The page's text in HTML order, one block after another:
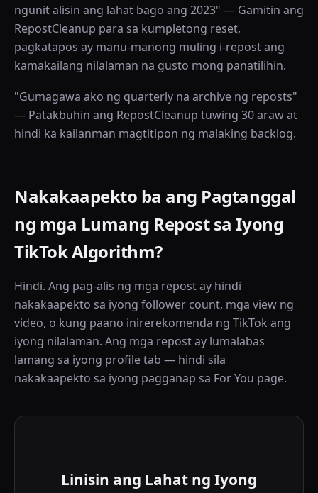
ngunit alisin ang lahat bago ang 2023" — Gamitin ang
RepostCleanup para sa kumpletong reset,
pagkatapos ay manu-manong muling i-repost ang
kamakailang nilalaman na gusto mong panatilihin.
"Gumagawa ako ng quarterly na archive ng reposts"
— Patakbuhin ang RepostCleanup tuwing 30 araw at
hindi ka kailanman magtitipon ng malaking backlog.
Nakakaapekto ba ang Pagtanggal
ng mga Lumang Repost sa Iyong
TikTok Algorithm?
Hindi. Ang pag-alis ng mga repost ay hindi
nakakaapekto sa iyong follower count, mga view ng
video, o kung paano inirerekomenda ng TikTok ang
iyong nilalaman. Ang mga repost ay lumalabas
lamang sa iyong profile tab — hindi sila
nakakaapekto sa iyong pagganap sa For You page.
Linisin ang Lahat ng Iyong